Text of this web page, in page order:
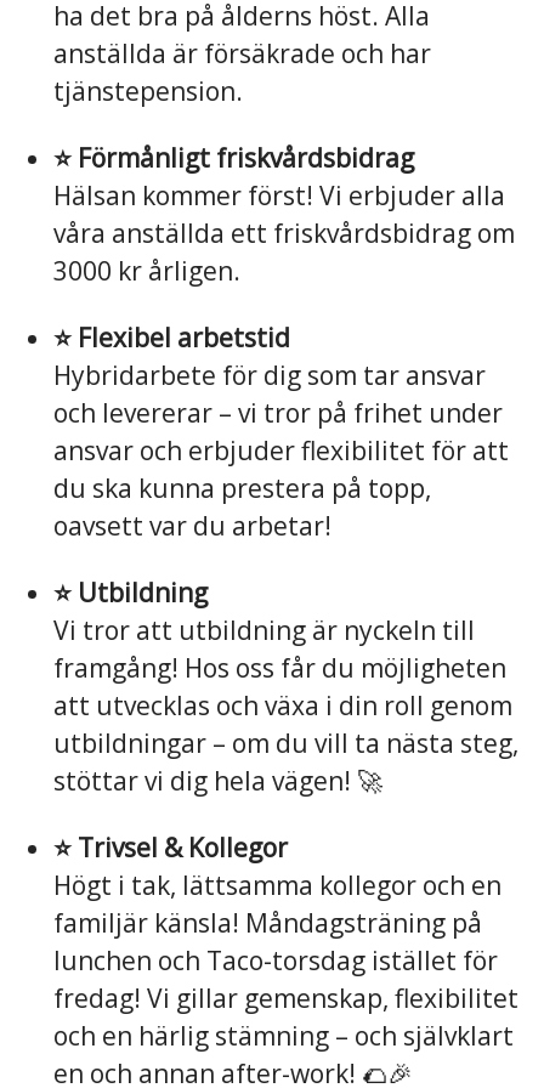
ha det bra på ålderns höst. Alla
anställda är försäkrade och har
tjänstepension.
⭐️ Förmånligt friskvårdsbidrag
Hälsan kommer först! Vi erbjuder alla
våra anställda ett friskvårdsbidrag om
3000 kr årligen.
⭐️ Flexibel arbetstid
Hybridarbete för dig som tar ansvar
och levererar – vi tror på frihet under
ansvar och erbjuder flexibilitet för att
du ska kunna prestera på topp,
oavsett var du arbetar!
⭐️ Utbildning
Vi tror att utbildning är nyckeln till
framgång! Hos oss får du möjligheten
att utvecklas och växa i din roll genom
utbildningar – om du vill ta nästa steg,
stöttar vi dig hela vägen! 🚀
⭐️ Trivsel & Kollegor
Högt i tak, lättsamma kollegor och en
familjär känsla! Måndagsträning på
lunchen och Taco-torsdag istället för
fredag! Vi gillar gemenskap, flexibilitet
och en härlig stämning – och självklart
en och annan after-work! 🌮🎉